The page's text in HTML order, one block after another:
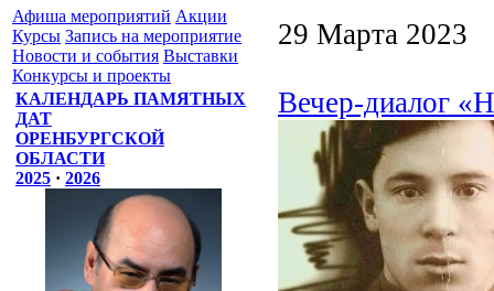
Афиша мероприятий Акции
Курсы Запись на мероприятие
Новости и события Выставки
Конкурсы и проекты
КАЛЕНДАРЬ ПАМЯТНЫХ
ДАТ
ОРЕНБУРГСКОЙ
ОБЛАСТИ
2025 · 2026
29 Марта 2023
Вечер-диалог